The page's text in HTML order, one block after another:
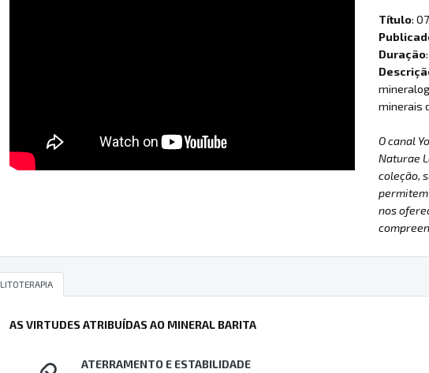
Título:
Duração
minerais
O canal
Naturae
coleção,
permitem
nos
LITOTERAPIA
AS VIRTUDES ATRIBUÍDAS AO MINERAL BARITA
ATERRAMENTO E ESTABILIDADE